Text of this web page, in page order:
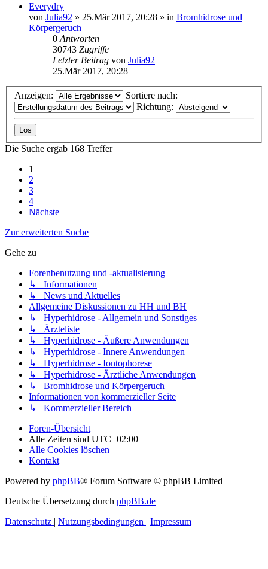
Everydry
von Julia92 » 25.Mär 2017, 20:28 » in Bromhidrose und
Körpergeruch
0 Antworten
30743 Zugriffe
Letzter Beitrag von Julia92
25.Mär 2017, 20:28
Anzeigen:
Sortiere nach:
Richtung:
Die Suche ergab 168 Treffer
1
2
3
4
Nächste
Zur erweiterten Suche
Gehe zu
Forenbenutzung und -aktualisierung
↳ Informationen
↳ News und Aktuelles
Allgemeine Diskussionen zu HH und BH
↳ Hyperhidrose - Allgemein und Sonstiges
↳ Ärzteliste
↳ Hyperhidrose - Äußere Anwendungen
↳ Hyperhidrose - Innere Anwendungen
↳ Hyperhidrose - Iontophorese
↳ Hyperhidrose - Ärztliche Anwendungen
↳ Bromhidrose und Körpergeruch
Informationen von kommerzieller Seite
↳ Kommerzieller Bereich
Foren-Übersicht
Alle Zeiten sind UTC+02:00
Alle Cookies löschen
Kontakt
Powered by phpBB® Forum Software © phpBB Limited
Deutsche Übersetzung durch phpBB.de
Datenschutz
Nutzungsbedingungen Impressum